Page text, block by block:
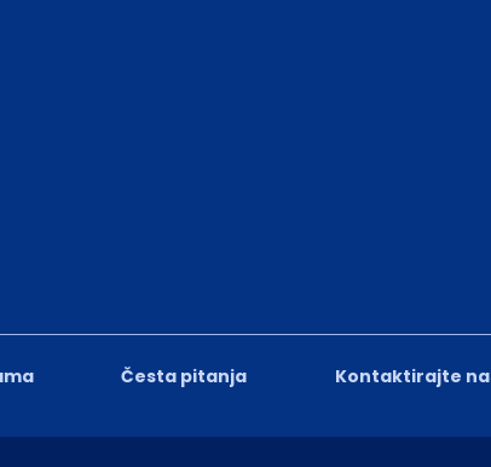
Česta pitanja Kontaktirajte